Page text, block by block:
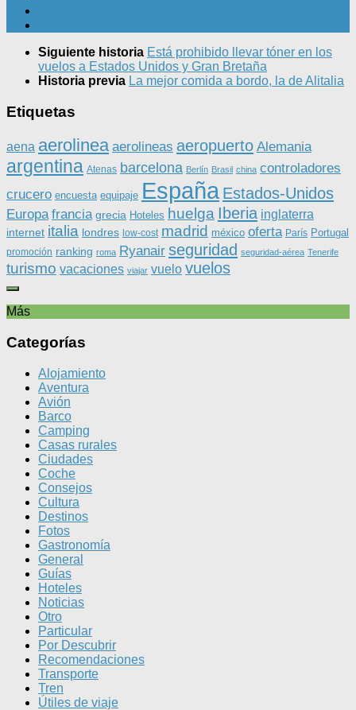
Siguiente historia Está prohibido llevar tóner en los
vuelos a Estados Unidos y Gran Bretaña
Historia previa La mejor comida a bordo, la de Alitalia
Etiquetas
aena aerolinea aerolineas aeropuerto Alemania
argentina Atenas barcelona Berlín Brasil china controladores
crucero encuesta equipaje España Estados-Unidos
Europa francia grecia Hoteles huelga Iberia inglaterra
internet italia londres low-cost madrid méxico oferta París Portugal
promoción ranking roma Ryanair seguridad seguridad-aérea Tenerife
turismo vacaciones viajar vuelo vuelos
Más
Categorías
Alojamiento
Aventura
Avión
Barco
Camping
Casas rurales
Ciudades
Coche
Consejos
Cultura
Destinos
Fotos
Gastronomía
General
Guías
Hoteles
Noticias
Otro
Particular
Por Descubrir
Recomendaciones
Transporte
Tren
Útiles de viaje